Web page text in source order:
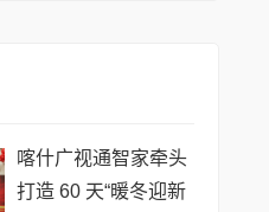
喀什广视通智家牵头
打造 60 天​“暖冬迎新